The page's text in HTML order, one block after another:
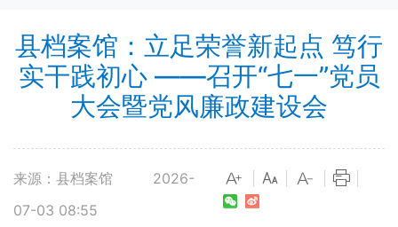
县档案馆：立足荣誉新起点 笃行
实干践初心 ——召开“七一”党员
大会暨党风廉政建设会
来源：县档案馆
2026-
07-03 08:55